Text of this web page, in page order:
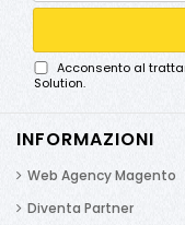
Acconsento al
Solution.
INFORMAZIONI
Web Agency Magento
Diventa Partner